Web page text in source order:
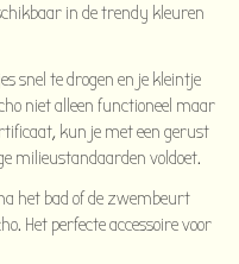
in de trendy kleuren
snel te drogen en je kleintje
niet alleen functioneel maar
kun je met een gerust
milieustandaarden voldoet.
het bad of de zwembeurt
Het perfecte accessoire voor